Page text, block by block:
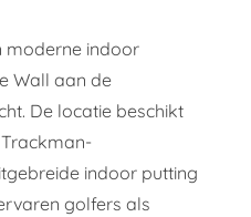
moderne indoor
Wall aan de
De locatie beschikt
indoor putting
golfers als